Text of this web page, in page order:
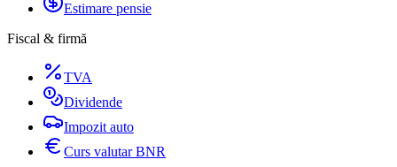
Estimare pensie
Fiscal & firmă
TVA
Dividende
Impozit auto
Curs valutar BNR